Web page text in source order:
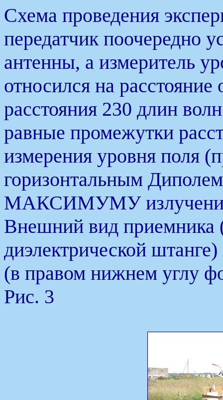
Схема проведения
передатчик поочередно
антенны, а измеритель
относился на расстояние
расстояния 230 длин
равные промежутки
измерения уровня поля
горизонтальным
МАКСИМУМУ
Внешний вид приемника
диэлектрической
(в правом нижнем углу
Рис. 3